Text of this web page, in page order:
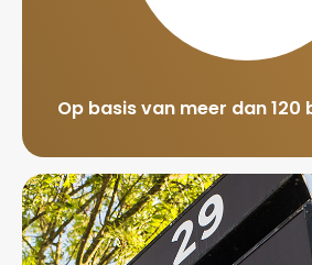
Op basis van meer dan 120